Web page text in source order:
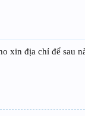
xin địa chỉ để sau